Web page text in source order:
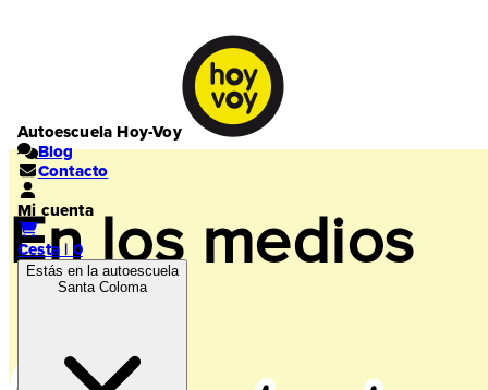
Autoescuela Hoy-Voy
Blog
Contacto
Mi cuenta
Cesta | 0
Estás en la autoescuela
Santa Coloma
En los medios